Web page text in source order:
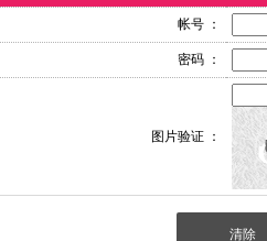
帐号 ：
密码 ：
图片验证 ：